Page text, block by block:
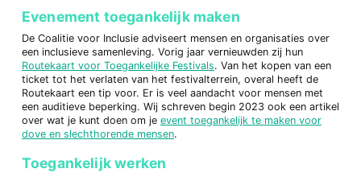
Evenement toegankelijk maken
De Coalitie voor Inclusie adviseert mensen en organisaties over
een inclusieve samenleving. Vorig jaar vernieuwden zij hun
Routekaart voor Toegankelijke Festivals. Van het kopen van een
ticket tot het verlaten van het festivalterrein, overal heeft de
Routekaart een tip voor. Er is veel aandacht voor mensen met
een auditieve beperking. Wij schreven begin 2023 ook een artikel
over wat je kunt doen om je event toegankelijk te maken voor
dove en slechthorende mensen.
Toegankelijk werken